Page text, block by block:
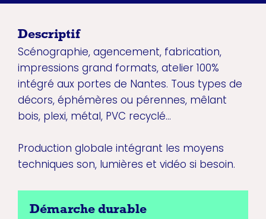
Descriptif
Scénographie, agencement, fabrication,
impressions grand formats, atelier 100%
intégré aux portes de Nantes. Tous types de
décors, éphémères ou pérennes, mêlant
bois, plexi, métal, PVC recyclé...
Production globale intégrant les moyens
techniques son, lumières et vidéo si besoin.
Démarche durable